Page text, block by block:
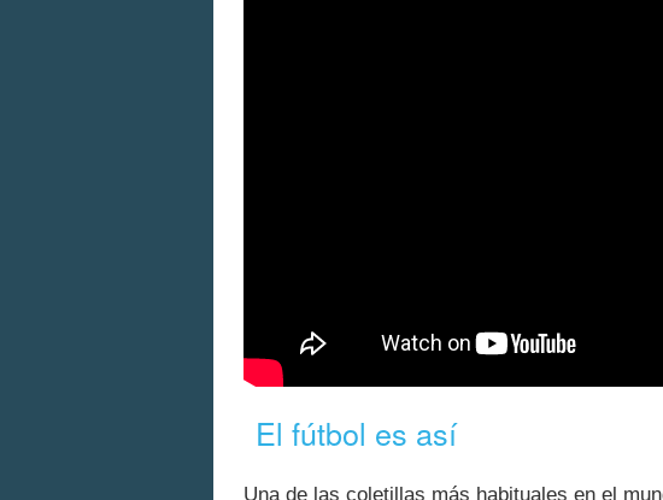
El fútbol es así
Una de las coletillas más habituales en el